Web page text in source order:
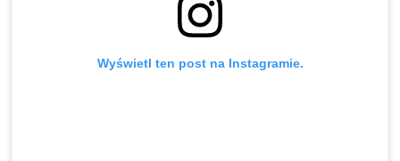
Wyświetl ten post na Instagramie.